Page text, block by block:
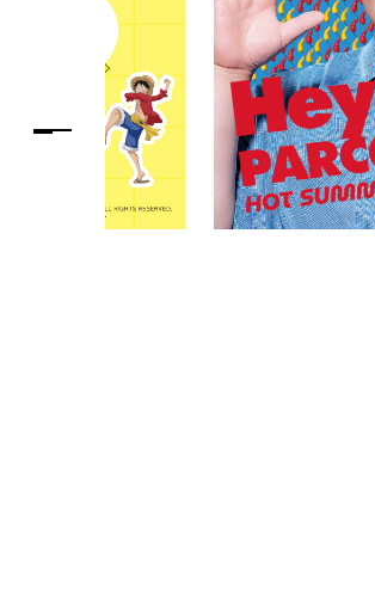
PARCOメンバーズ